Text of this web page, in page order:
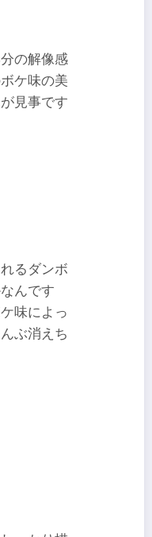
の解像感
ケ味の美
見事です
るダンボ
んです
味によっ
ぶ消えち